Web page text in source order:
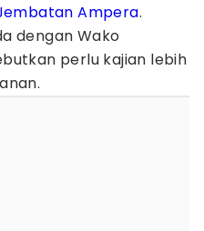
Ampera.
dengan Wako
perlu kajian lebih